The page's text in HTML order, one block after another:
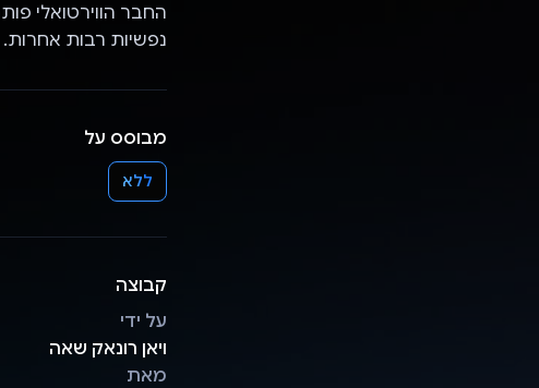
החבר הווירטואלי
נפשיות רבות אחרות.
מבוסס על
ללא
קבוצה
על ידי
ויאן רונאק שאה
מאת